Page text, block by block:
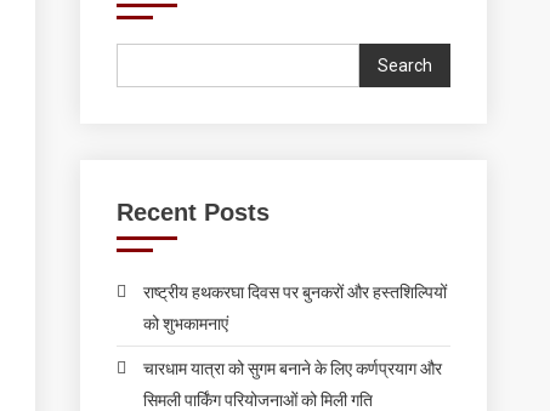
Search
Recent Posts
राष्ट्रीय हथकरघा दिवस पर बुनकरों और हस्तशिल्पियों
को शुभकामनाएं
चारधाम यात्रा को सुगम बनाने के लिए कर्णप्रयाग और
सिमली पार्किंग परियोजनाओं को मिली गति